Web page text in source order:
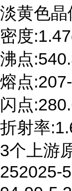
淡黄色晶
密度
沸点
熔点
闪点
折射率
3个上游
252025-